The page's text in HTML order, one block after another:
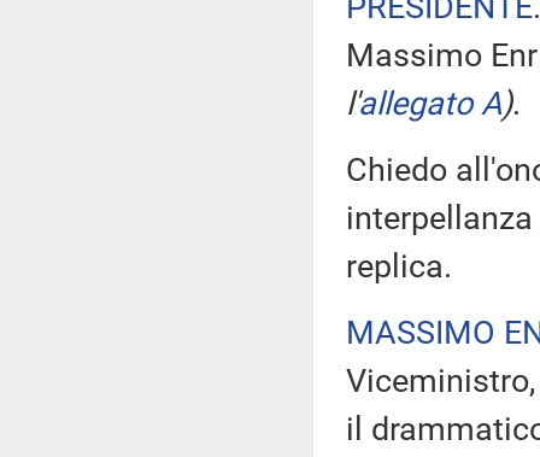
Massimo
l'allegato A).
Chiedo
replica.
MASSIMO
il